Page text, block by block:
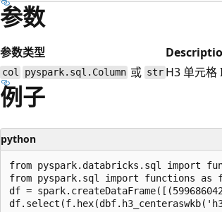
参数
参数类型
col pyspark.sql.Column 或 str H3 单元格
例子
python
from pyspark.databricks.sql import
from pyspark.sql import functions as
df =